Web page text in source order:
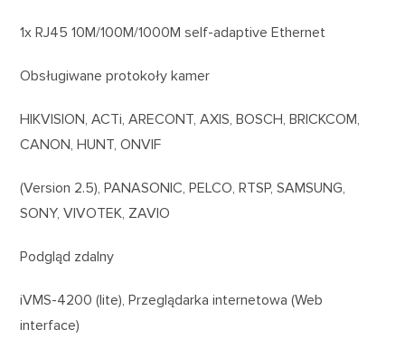
1x RJ45 10M/100M/1000M self-adaptive Ethernet
Obsługiwane protokoły kamer
HIKVISION, ACTi, ARECONT, AXIS, BOSCH, BRICKCOM,
CANON, HUNT, ONVIF
(Version 2.5), PANASONIC, PELCO, RTSP, SAMSUNG,
SONY, VIVOTEK, ZAVIO
Podgląd zdalny
iVMS-4200 (lite), Przeglądarka internetowa (Web
interface)